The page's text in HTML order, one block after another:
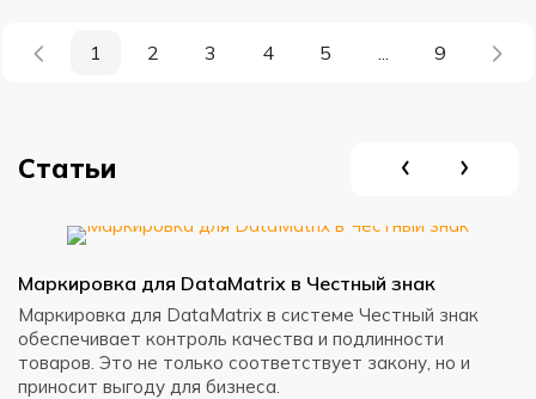
1 2 3 4 5 ... 9
Статьи
Маркировка для DataMatrix в Честный знак
Маркировка для DataMatrix в системе Честный знак
обеспечивает контроль качества и подлинности
товаров. Это не только соответствует закону, но и
приносит выгоду для бизнеса.